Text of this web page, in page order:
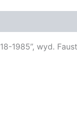
1985”, wyd.